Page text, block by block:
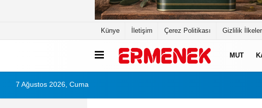
Künye İletişim Çerez Politikası Gizlilik
MUT
7 Ağustos 2026, Cuma